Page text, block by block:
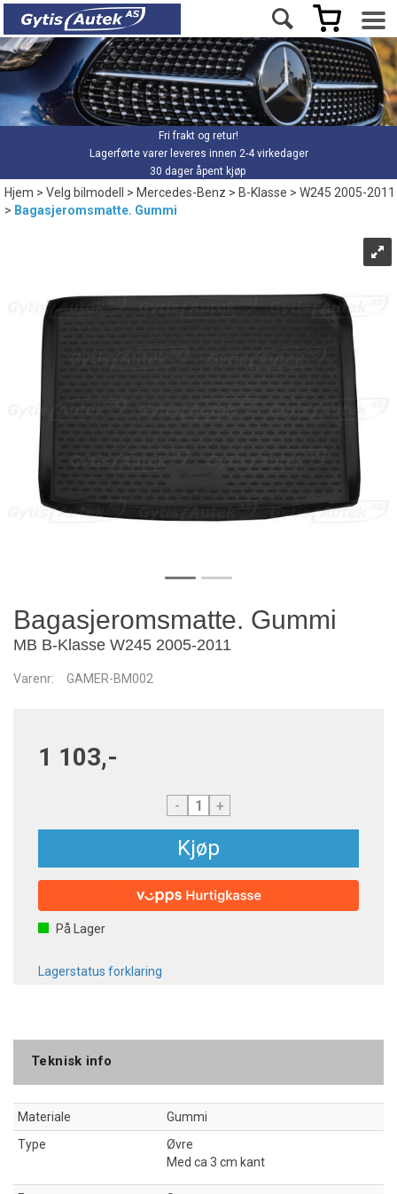
Fri frakt og retur!
Lagerførte varer leveres innen 2-4 virkedager
30 dager åpent kjøp
Hjem>Velg bilmodell >Mercedes-Benz>B-Klasse>W245 2005-2011
> Bagasjeromsmatte. Gummi
Bagasjeromsmatte. Gummi
MB B-Klasse W245 2005-2011
Varenr: GAMER-BM002
1 103,-
- +
Kjøp
På Lager
Lagerstatus forklaring
Teknisk info
Materiale
Gummi
Type
Øvre
Med ca 3 cm kant